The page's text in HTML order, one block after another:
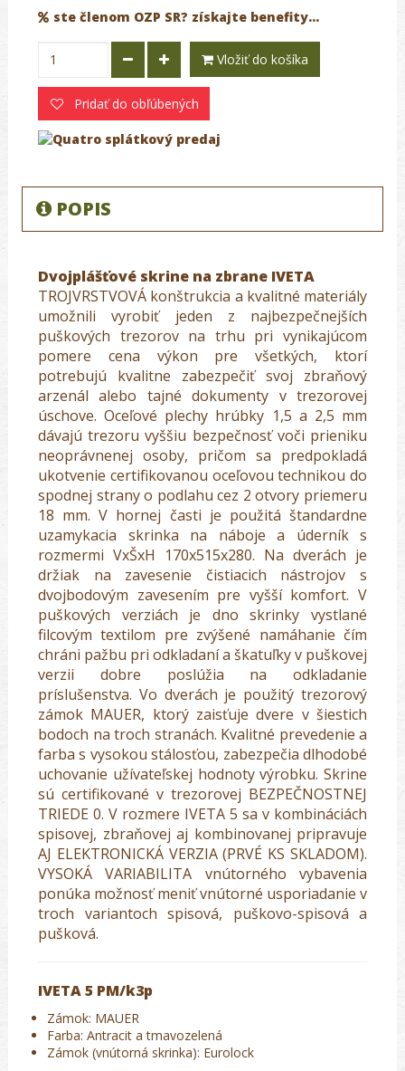
ste členom OZP SR? získajte benefity...
Vložiť do košíka
Pridať do obľúbených
POPIS
Dvojplášťové skrine na zbrane IVETA
TROJVRSTVOVÁ konštrukcia a kvalitné materiály
umožnili vyrobiť jeden z najbezpečnejších
puškových trezorov na trhu pri vynikajúcom
pomere cena výkon pre všetkých, ktorí
potrebujú kvalitne zabezpečiť svoj zbraňový
arzenál alebo tajné dokumenty v trezorovej
úschove. Oceľové plechy hrúbky 1,5 a 2,5 mm
dávajú trezoru vyššiu bezpečnosť voči prieniku
neoprávnenej osoby, pričom sa predpokladá
ukotvenie certifikovanou oceľovou technikou do
spodnej strany o podlahu cez 2 otvory priemeru
18 mm. V hornej časti je použitá štandardne
uzamykacia skrinka na náboje a úderník s
rozmermi VxŠxH 170x515x280. Na dverách je
držiak na zavesenie čistiacich nástrojov s
dvojbodovým zavesením pre vyšší komfort. V
puškových verziách je dno skrinky vystlané
filcovým textilom pre zvýšené namáhanie čím
chráni pažbu pri odkladaní a škatuľky v puškovej
verzii dobre poslúžia na odkladanie
príslušenstva. Vo dverách je použitý trezorový
zámok MAUER, ktorý zaisťuje dvere v šiestich
bodoch na troch stranách. Kvalitné prevedenie a
farba s vysokou stálosťou, zabezpečia dlhodobé
uchovanie užívateľskej hodnoty výrobku. Skrine
sú certifikované v trezorovej BEZPEČNOSTNEJ
TRIEDE 0. V rozmere IVETA 5 sa v kombináciách
spisovej, zbraňovej aj kombinovanej pripravuje
AJ ELEKTRONICKÁ VERZIA (PRVÉ KS SKLADOM).
VYSOKÁ VARIABILITA vnútorného vybavenia
ponúka možnosť meniť vnútorné usporiadanie v
troch variantoch spisová, puškovo-spisová a
pušková.
IVETA 5 PM/k3p
Zámok: MAUER
Farba: Antracit a tmavozelená
Zámok (vnútorná skrinka): Eurolock